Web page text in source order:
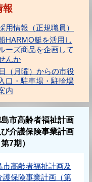
報
用情報（正規職員）
HARMO艇を活用し
ーズ商品を企画して
んか
（月曜）からの市役
口・駐車場・駐輪場
内
市高齢者福祉計画
び介護保険事業計画
第7期）
市高齢者福祉計画及
護保険事業計画（第